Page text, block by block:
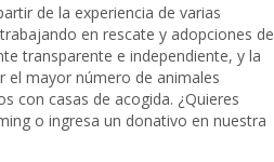
de la experiencia de varias
en rescate y adopciones de
transparente e independiente, y la
el mayor número de animales
con casas de acogida. ¿Quieres
o ingresa un donativo en nuestra